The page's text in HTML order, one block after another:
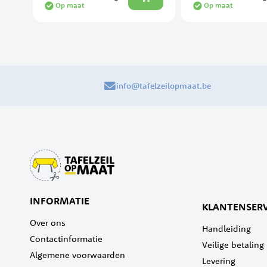
Op maat Op maat
info@tafelzeilopmaat.be
INFORMATIE
Over ons
Contactinformatie
Algemene voorwaarden
Handleiding
Veilige betaling
Levering